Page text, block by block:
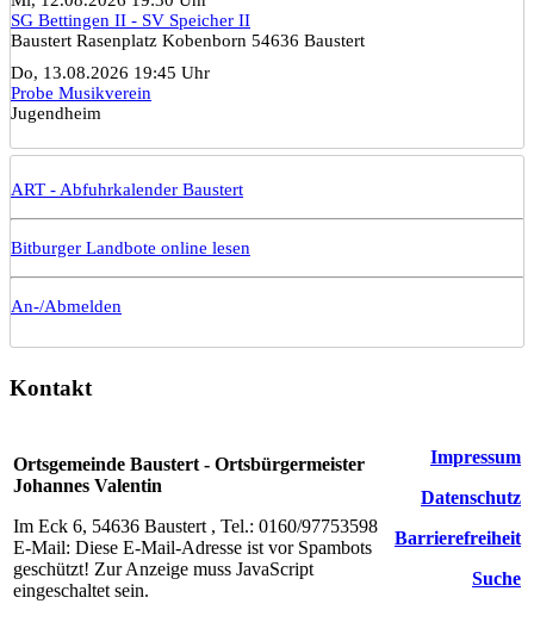
SG Bettingen II - SV Speicher II
Baustert Rasenplatz Kobenborn 54636 Baustert
Do, 13.08.2026 19:45 Uhr
Probe Musikverein
Jugendheim
ART - Abfuhrkalender Baustert
Bitburger Landbote online lesen
An-/Abmelden
Kontakt
Ortsgemeinde Baustert - Ortsbürgermeister
Johannes Valentin
Im Eck 6, 54636 Baustert , Tel.: 0160/97753598
E-Mail: Diese E-Mail-Adresse ist vor Spambots
geschützt! Zur Anzeige muss JavaScript
eingeschaltet sein.
Impressum
Datenschutz
Barrierefreiheit
Suche